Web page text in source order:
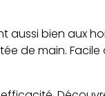
bien aux
de main. Facile